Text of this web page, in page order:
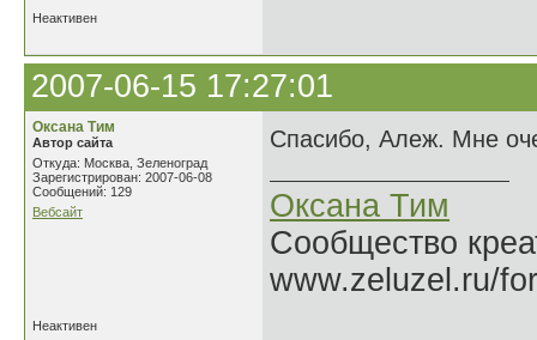
Неактивен
2007-06-15 17:27:01
Оксана Тим
Автор сайта
Откуда: Москва, Зеленоград
Зарегистрирован: 2007-06-08
Сообщений: 129
Вебсайт
Спасибо, Алеж. Мне
Оксана Тим
Сообщество
www.zeluzel.ru/
Неактивен